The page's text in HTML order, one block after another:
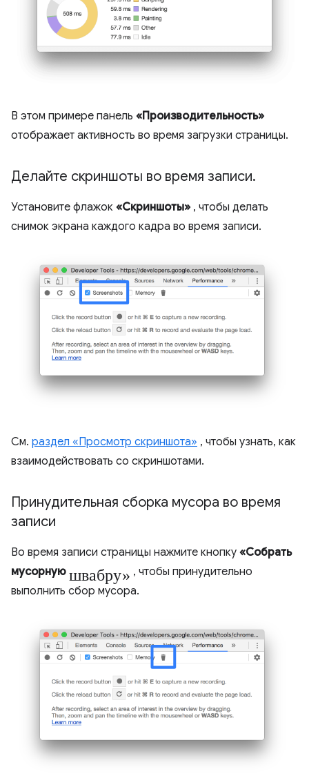
В этом примере панель «Производительность»
отображает активность во время загрузки страницы.
Делайте скриншоты во время записи.
Установите флажок «Скриншоты» , чтобы делать
снимок экрана каждого кадра во время записи.
См. раздел «Просмотр скриншота» , чтобы узнать, как
взаимодействовать со скриншотами.
Принудительная сборка мусора во время
записи
Во время записи страницы нажмите кнопку «Собрать
мусорную швабру» , чтобы принудительно
выполнить сбор мусора.